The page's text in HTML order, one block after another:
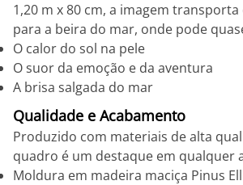
1,20 m x 80 cm, a imagem
para a beira do mar, onde pode
O calor do sol na pele
O suor da emoção e da aventura
A brisa salgada do mar
Qualidade e Acabamento
Produzido com materiais de alta
quadro é um destaque em qualquer
Moldura em madeira maciça Pinus